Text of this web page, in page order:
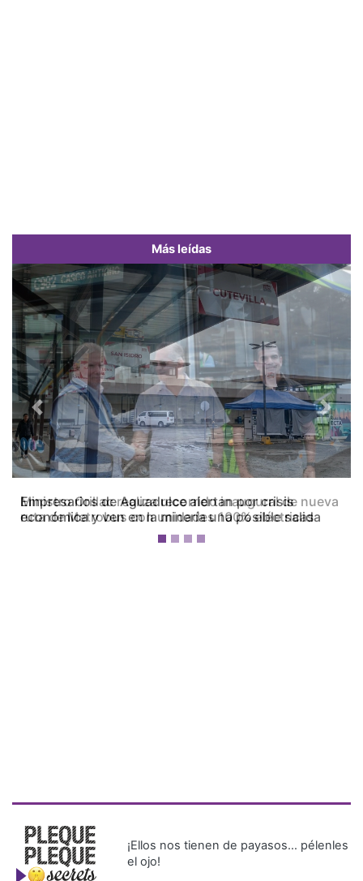
Más leídas
Empresarios de Aguadulce alertan por crisis
económica y ven en la minería una posible salida
Previous Next
¡Ellos nos tienen de payasos… pélenles
el ojo!